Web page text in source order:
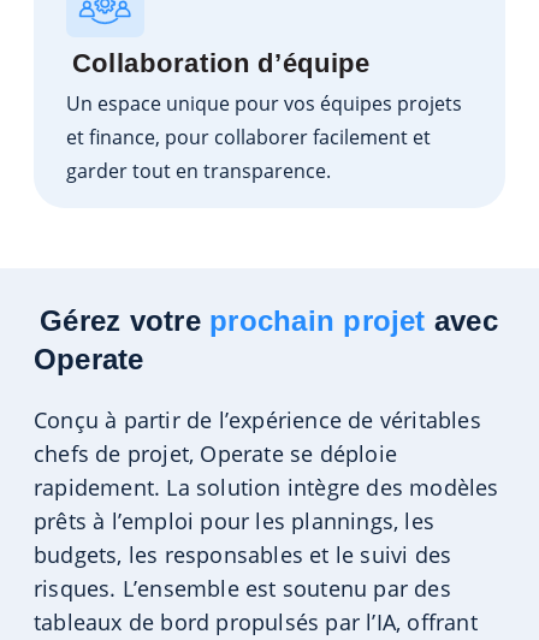
Collaboration d’équipe
Un espace unique pour vos équipes projets
et finance, pour collaborer facilement et
garder tout en transparence.
Gérez votre prochain projet avec
Operate
Conçu à partir de l’expérience de véritables
chefs de projet, Operate se déploie
rapidement. La solution intègre des modèles
prêts à l’emploi pour les plannings, les
budgets, les responsables et le suivi des
risques. L’ensemble est soutenu par des
tableaux de bord propulsés par l’IA, offrant